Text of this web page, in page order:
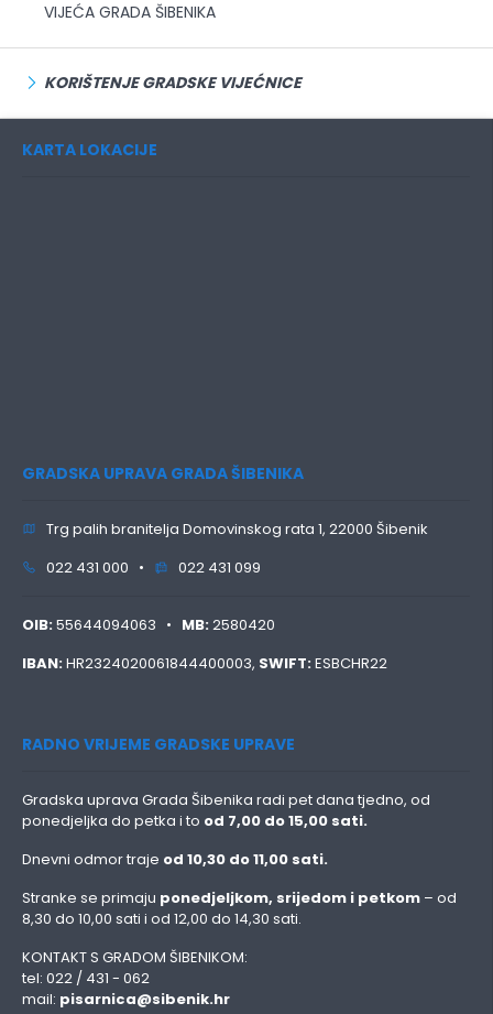
VIJEĆA GRADA ŠIBENIKA
KORIŠTENJE GRADSKE VIJEĆNICE
KARTA LOKACIJE
GRADSKA UPRAVA GRADA ŠIBENIKA
Trg palih branitelja Domovinskog rata 1, 22000 Šibenik
022 431 000 •
022 431 099
OIB:55644094063 • MB:2580420
IBAN:HR2324020061844400003, SWIFT:ESBCHR22
RADNO VRIJEME GRADSKE UPRAVE
Gradska uprava Grada Šibenika radi pet dana tjedno, od
ponedjeljka do petka i to od 7,00 do 15,00 sati.
Dnevni odmor traje od 10,30 do 11,00 sati.
Stranke se primaju ponedjeljkom, srijedom i petkom – od
8,30 do 10,00 sati i od 12,00 do 14,30 sati.
KONTAKT S GRADOM ŠIBENIKOM:
tel: 022 / 431 - 062
mail: pisarnica@sibenik.hr